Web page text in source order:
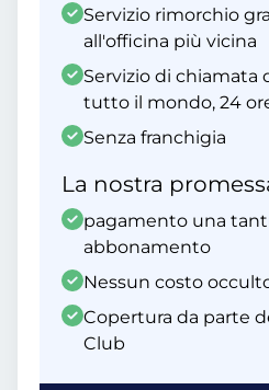
Servizio rimorchio
all'officina più vicina
Servizio di chiamata
tutto il mondo, 24
Senza franchigia
La nostra
pagamento una
abbonamento
Nessun costo
Copertura da parte
Club